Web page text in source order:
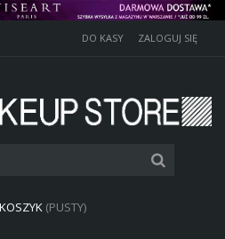
DO KASY ZALOGUJ SIĘ
KOSZYK (PUSTY)